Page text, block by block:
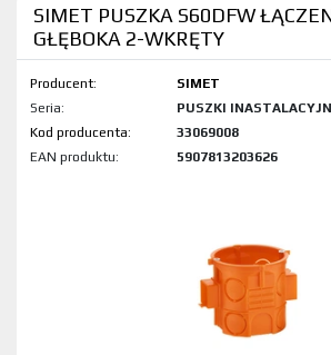
SIMET PUSZKA S60DFW
GŁĘBOKA 2-WKRĘTY
Producent:
SIMET
Seria:
PUSZKI
Kod produktu:
33069008
EAN produktu:
5907813203626